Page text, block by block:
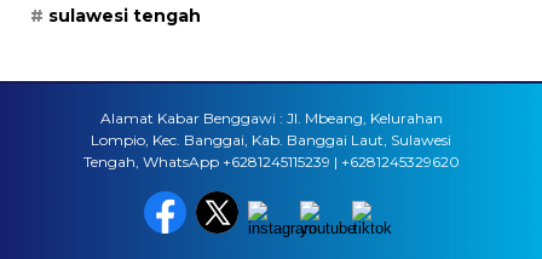
sulawesi tengah
Alamat Kabar Benggawi : Jl. Mbeang, Kelurahan
Lompio, Kec. Banggai, Kab. Banggai Laut, Sulawesi
Tengah, WhatsApp +6281245115239 | +6281245329620